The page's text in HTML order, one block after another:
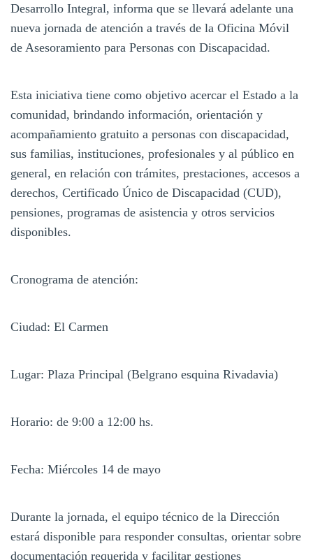
Desarrollo Integral, informa que se llevará adelante una
nueva jornada de atención a través de la Oficina Móvil
de Asesoramiento para Personas con Discapacidad.
Esta iniciativa tiene como objetivo acercar el Estado a la
comunidad, brindando información, orientación y
acompañamiento gratuito a personas con discapacidad,
sus familias, instituciones, profesionales y al público en
general, en relación con trámites, prestaciones, accesos a
derechos, Certificado Único de Discapacidad (CUD),
pensiones, programas de asistencia y otros servicios
disponibles.
Cronograma de atención:
Ciudad: El Carmen
Lugar: Plaza Principal (Belgrano esquina Rivadavia)
Horario: de 9:00 a 12:00 hs.
Fecha: Miércoles 14 de mayo
Durante la jornada, el equipo técnico de la Dirección
estará disponible para responder consultas, orientar sobre
documentación requerida y facilitar gestiones